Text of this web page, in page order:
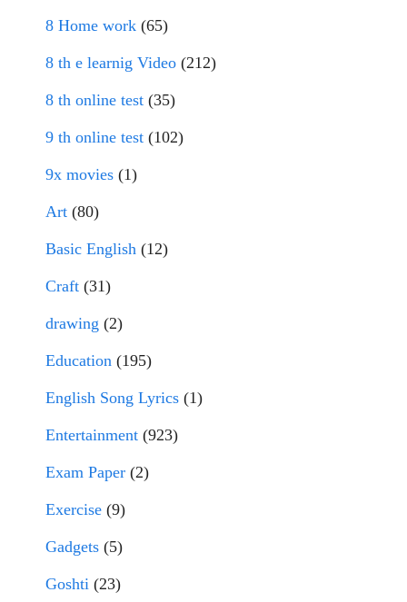
8 Home work (65)
8 th e learnig Video (212)
8 th online test (35)
9 th online test (102)
9x movies (1)
Art (80)
Basic English (12)
Craft (31)
drawing (2)
Education (195)
English Song Lyrics (1)
Entertainment (923)
Exam Paper (2)
Exercise (9)
Gadgets (5)
Goshti (23)